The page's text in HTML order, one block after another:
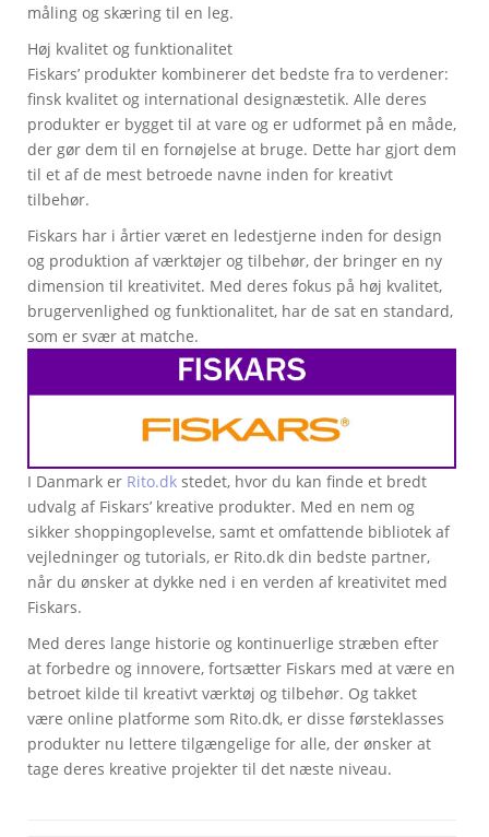
måling og skæring til en leg.
Høj kvalitet og funktionalitet
Fiskars’ produkter kombinerer det bedste fra to verdener:
finsk kvalitet og international designæstetik. Alle deres
produkter er bygget til at vare og er udformet på en måde,
der gør dem til en fornøjelse at bruge. Dette har gjort dem
til et af de mest betroede navne inden for kreativt
tilbehør.
Fiskars har i årtier været en ledestjerne inden for design
og produktion af værktøjer og tilbehør, der bringer en ny
dimension til kreativitet. Med deres fokus på høj kvalitet,
brugervenlighed og funktionalitet, har de sat en standard,
som er svær at matche.
I Danmark er Rito.dk stedet, hvor du kan finde et bredt
udvalg af Fiskars’ kreative produkter. Med en nem og
sikker shoppingoplevelse, samt et omfattende bibliotek af
vejledninger og tutorials, er Rito.dk din bedste partner,
når du ønsker at dykke ned i en verden af kreativitet med
Fiskars.
Med deres lange historie og kontinuerlige stræben efter
at forbedre og innovere, fortsætter Fiskars med at være en
betroet kilde til kreativt værktøj og tilbehør. Og takket
være online platforme som Rito.dk, er disse førsteklasses
produkter nu lettere tilgængelige for alle, der ønsker at
tage deres kreative projekter til det næste niveau.